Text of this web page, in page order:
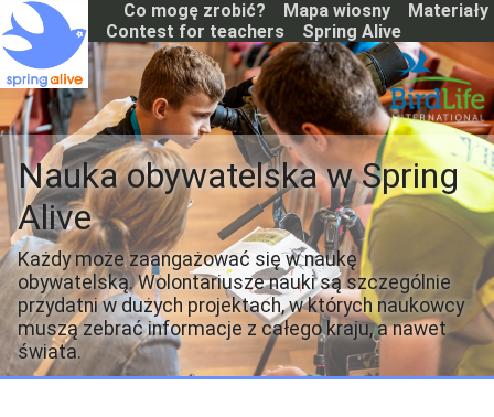
k
i
p
t
m
a
i
n
c
o
n
e
n
Co mogę zrobić? Mapa wiosny
Materiały
Contest for teachers
Spring Alive
Nauka obywatelska w Spring
Alive
Każdy może zaangażować się w naukę
obywatelską. Wolontariusze nauki są szczególnie
przydatni w dużych projektach, w których naukowcy
muszą zebrać informacje z całego kraju, a nawet
świata.